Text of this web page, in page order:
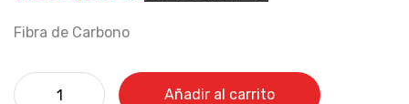
Fibra de Carbono
Añadir al carrito